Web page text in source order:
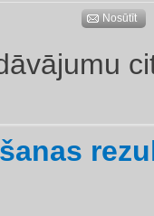
Nosūtīt